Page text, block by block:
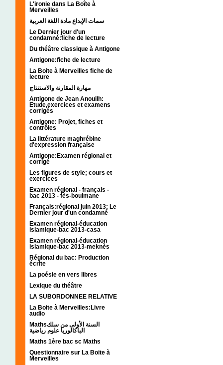
L'ironie dans La Boîte à
Merveilles
سمات الإبداع مادة اللغة العربية
Le Dernier jour d'un
condamné:fiche de lecture
Du théâtre classique à Antigone
Antigone:fiche de lecture
La Boite à Merveilles fiche de
lecture
مهارة المقارنة والاستنتاج
Antigone de Jean Anouilh:
Etude,exercices et examens
corrigés
Antigone: Projet, fiches et
contrôles
La littérature maghrébine
d'expression française
Antigone:Examen régional et
corrigé
Les figures de style; cours et
exercices
Examen régional - français -
bac 2013 - fès-boulmane
Français:régional juin 2013; Le
Dernier jour d'un condamné
Examen régional-éducation
islamique-bac 2013-casa
Examen régional-éducation
islamique-bac 2013-meknès
Régional du bac: Production
écrite
La poésie en vers libres
Lexique du théâtre
LA SUBORDONNEE RELATIVE
La Boite à Merveilles:Livre
audio
Mathsالسنة الأولى من سلك
الباكالوريا علوم رياضية
Maths 1ère bac sc Maths
Questionnaire sur La Boite à
Merveilles